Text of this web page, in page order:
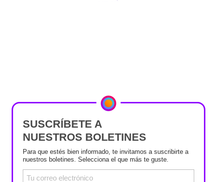
SUSCRÍBETE A
NUESTROS BOLETINES
Para que estés bien informado, te invitamos a suscribirte a
nuestros boletines. Selecciona el que más te guste.